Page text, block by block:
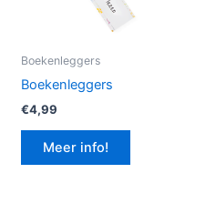
Boekenleggers
Boekenleggers
€4,99
Meer info!